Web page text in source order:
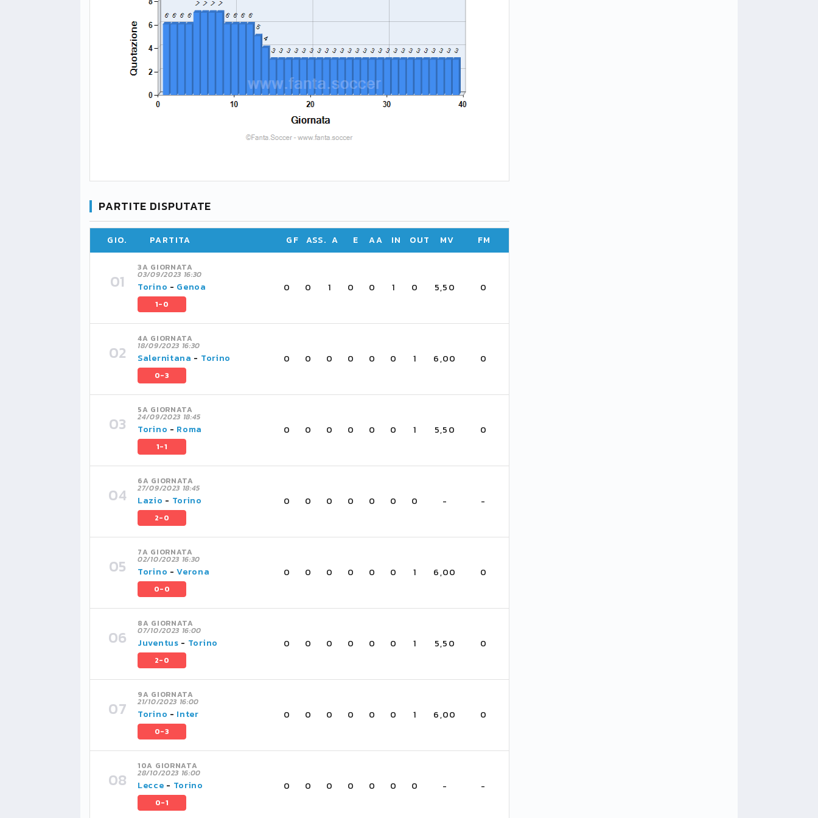
PARTITE DISPUTATE
GIO. PARTITA GF ASS. A E AA IN OUT MV FM
3A GIORNATA
03/09/2023 16:30
Torino - Genoa
1-0
0 0 1 0 0 1 0 5,50 0
4A GIORNATA
18/09/2023 16:30
Salernitana - Torino
0-3
0 0 0 0 0 0 1 6,00 0
5A GIORNATA
24/09/2023 18:45
Torino - Roma
1-1
0 0 0 0 0 0 1 5,50 0
6A GIORNATA
27/09/2023 18:45
Lazio - Torino
2-0
0 0 0 0 0 0 0 - -
7A GIORNATA
02/10/2023 16:30
Torino -Verona
0-0
0 0 0 0 0 0 1 6,00 0
8A GIORNATA
07/10/2023 16:00
Juventus - Torino
2-0
0 0 0 0 0 0 1 5,50 0
9A GIORNATA
21/10/2023 16:00
Torino - Inter
0-3
0 0 0 0 0 0 1 6,00 0
10A GIORNATA
28/10/2023 16:00
Lecce - Torino
0-1
0 0 0 0 0 0 0 - -